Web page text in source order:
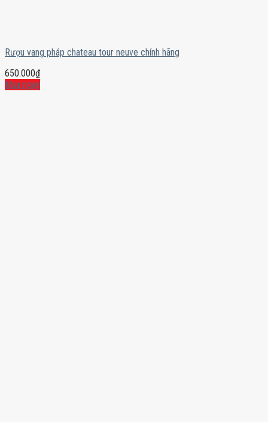
Rượu vang pháp chateau tour neuve chính hãng
650.000₫
Mua ngay